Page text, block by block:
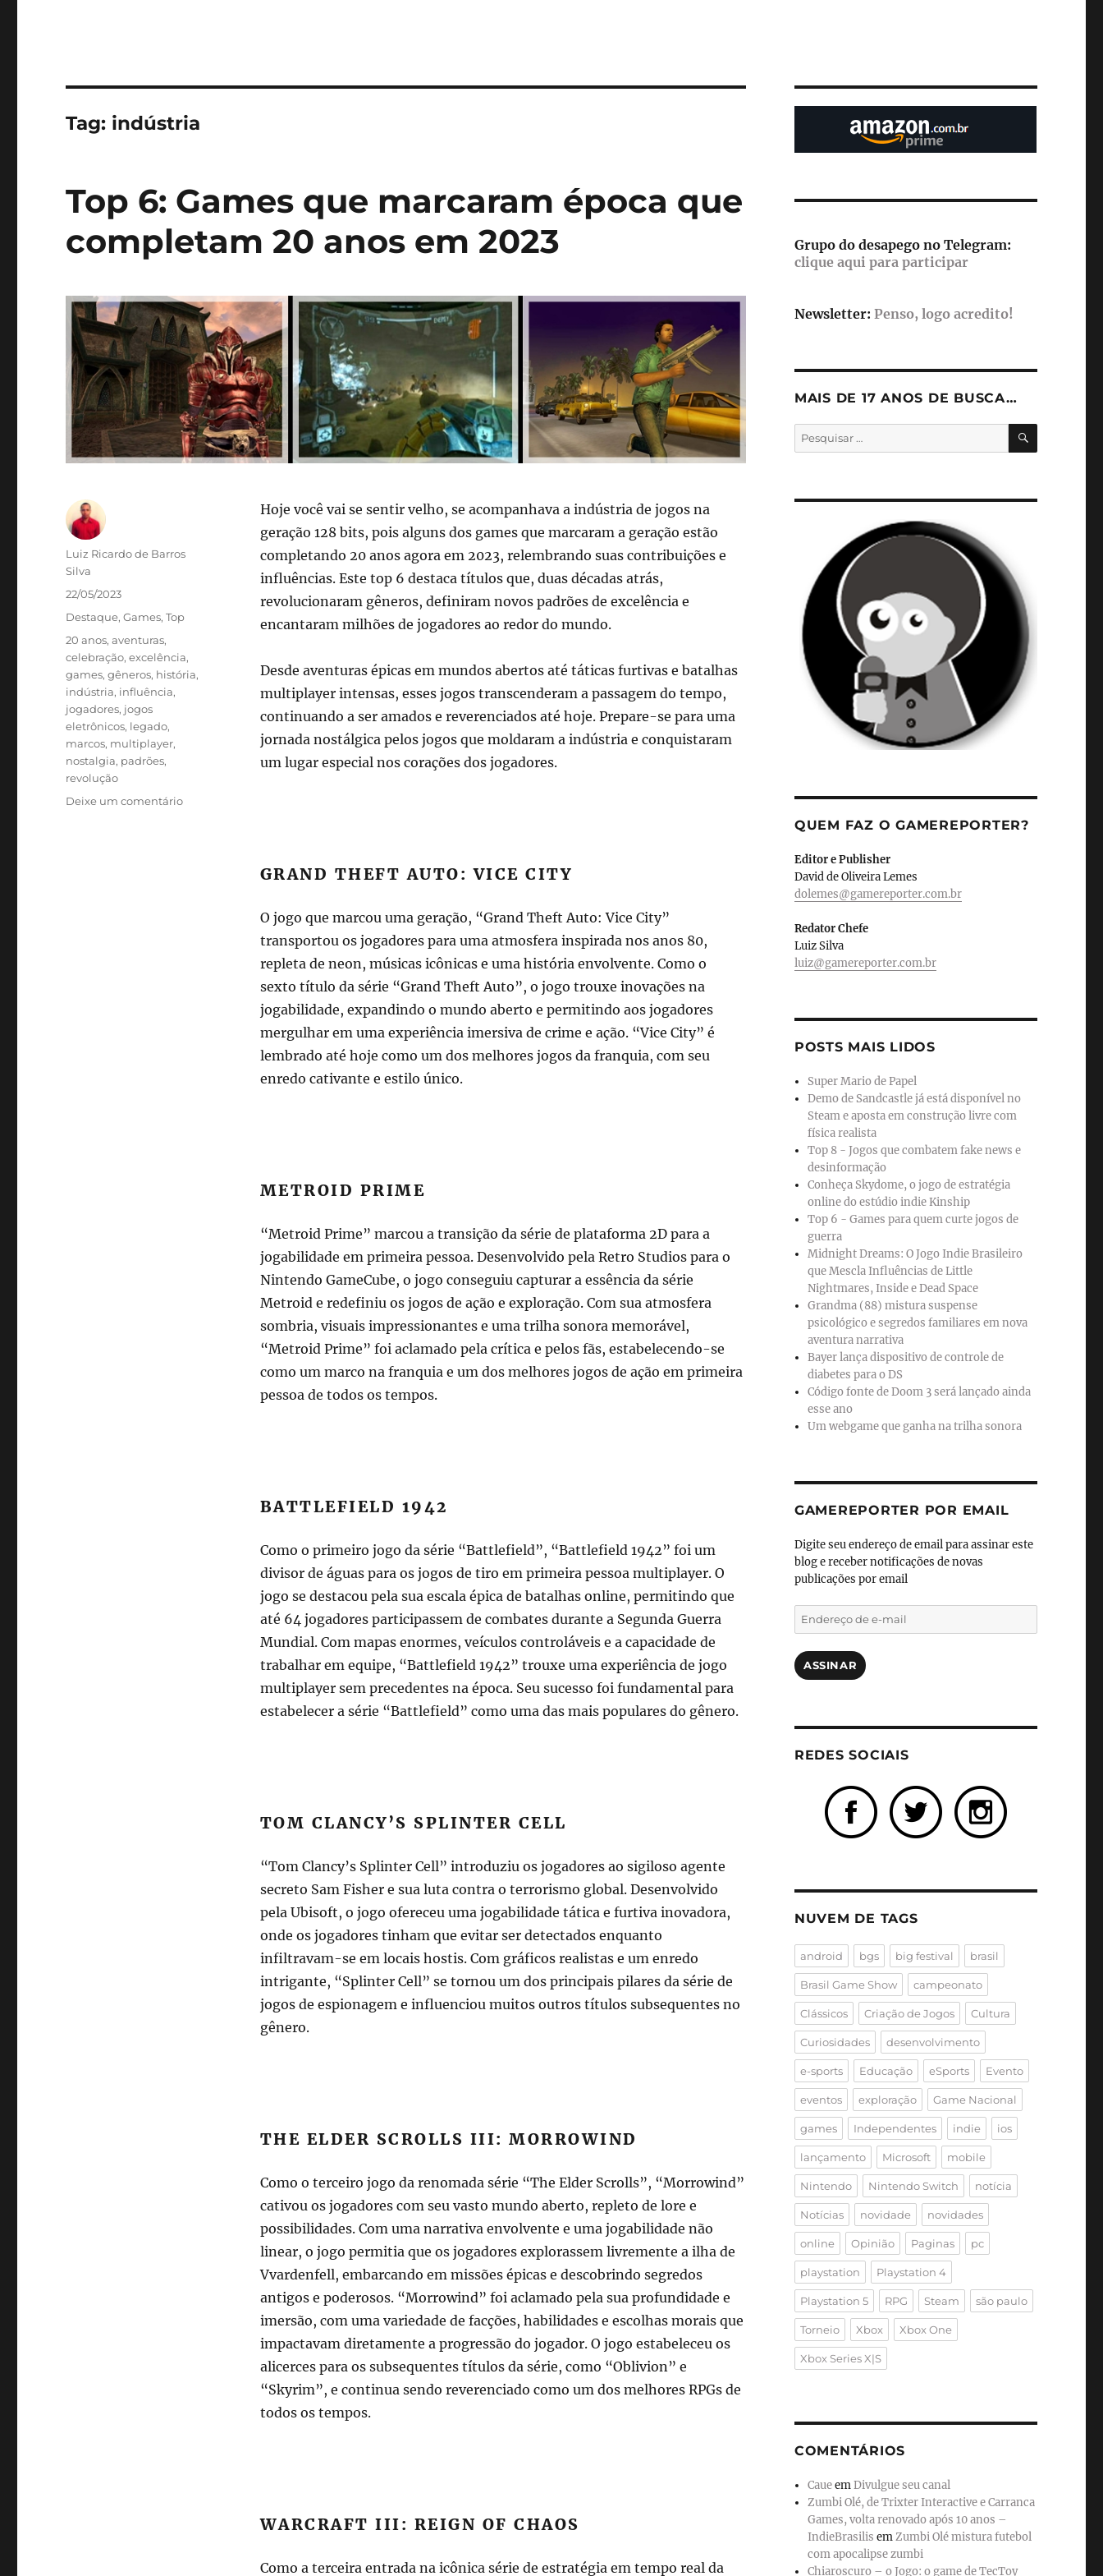
Tag: indústria
Top 6: Games que marcaram época que
completam 20 anos em 2023
Hoje você vai se sentir velho, se acompanhava a indústria de jogos na
geração 128 bits, pois alguns dos games que marcaram a geração estão
completando 20 anos agora em 2023, relembrando suas contribuições e
influências. Este top 6 destaca títulos que, duas décadas atrás,
revolucionaram gêneros, definiram novos padrões de excelência e
encantaram milhões de jogadores ao redor do mundo.
Desde aventuras épicas em mundos abertos até táticas furtivas e batalhas
multiplayer intensas, esses jogos transcenderam a passagem do tempo,
continuando a ser amados e reverenciados até hoje. Prepare-se para uma
jornada nostálgica pelos jogos que moldaram a indústria e conquistaram
um lugar especial nos corações dos jogadores.
GRAND THEFT AUTO: VICE CITY
O jogo que marcou uma geração, “Grand Theft Auto: Vice City”
transportou os jogadores para uma atmosfera inspirada nos anos 80,
repleta de neon, músicas icônicas e uma história envolvente. Como o
sexto título da série “Grand Theft Auto”, o jogo trouxe inovações na
jogabilidade, expandindo o mundo aberto e permitindo aos jogadores
mergulhar em uma experiência imersiva de crime e ação. “Vice City” é
lembrado até hoje como um dos melhores jogos da franquia, com seu
enredo cativante e estilo único.
METROID PRIME
“Metroid Prime” marcou a transição da série de plataforma 2D para a
jogabilidade em primeira pessoa. Desenvolvido pela Retro Studios para o
Nintendo GameCube, o jogo conseguiu capturar a essência da série
Metroid e redefiniu os jogos de ação e exploração. Com sua atmosfera
sombria, visuais impressionantes e uma trilha sonora memorável,
“Metroid Prime” foi aclamado pela crítica e pelos fãs, estabelecendo-se
como um marco na franquia e um dos melhores jogos de ação em primeira
pessoa de todos os tempos.
BATTLEFIELD 1942
Como o primeiro jogo da série “Battlefield”, “Battlefield 1942” foi um
divisor de águas para os jogos de tiro em primeira pessoa multiplayer. O
jogo se destacou pela sua escala épica de batalhas online, permitindo que
até 64 jogadores participassem de combates durante a Segunda Guerra
Mundial. Com mapas enormes, veículos controláveis e a capacidade de
trabalhar em equipe, “Battlefield 1942” trouxe uma experiência de jogo
multiplayer sem precedentes na época. Seu sucesso foi fundamental para
estabelecer a série “Battlefield” como uma das mais populares do gênero.
TOM CLANCY’S SPLINTER CELL
“Tom Clancy’s Splinter Cell” introduziu os jogadores ao sigiloso agente
secreto Sam Fisher e sua luta contra o terrorismo global. Desenvolvido
pela Ubisoft, o jogo ofereceu uma jogabilidade tática e furtiva inovadora,
onde os jogadores tinham que evitar ser detectados enquanto
infiltravam-se em locais hostis. Com gráficos realistas e um enredo
intrigante, “Splinter Cell” se tornou um dos principais pilares da série de
jogos de espionagem e influenciou muitos outros títulos subsequentes no
gênero.
THE ELDER SCROLLS III: MORROWIND
Como o terceiro jogo da renomada série “The Elder Scrolls”, “Morrowind”
cativou os jogadores com seu vasto mundo aberto, repleto de lore e
possibilidades. Com uma narrativa envolvente e uma jogabilidade não
linear, o jogo permitia que os jogadores explorassem livremente a ilha de
Vvardenfell, embarcando em missões épicas e descobrindo segredos
antigos e poderosos. “Morrowind” foi aclamado pela sua profundidade e
imersão, com uma variedade de facções, habilidades e escolhas morais que
impactavam diretamente a progressão do jogador. O jogo estabeleceu os
alicerces para os subsequentes títulos da série, como “Oblivion” e
“Skyrim”, e continua sendo reverenciado como um dos melhores RPGs de
todos os tempos.
WARCRAFT III: REIGN OF CHAOS
Como a terceira entrada na icônica série de estratégia em tempo real da
Autor
Luiz Ricardo de Barros
Silva
Publicado
22/05/2023
Categorias
Destaque,Games,Top
Tags
20 anos,aventuras,
celebração,excelência,
games,gêneros, história,
indústria, influência,
jogadores, jogos
eletrônicos, legado,
marcos, multiplayer,
nostalgia, padrões,
revolução
Deixe um comentárioem
Grupo do desapego no Telegram:
clique aqui para participar
Newsletter: Penso, logo acredito!
MAIS DE 17 ANOS DE BUSCA…
Pesquisar
por:
QUEM FAZ O GAMEREPORTER?
Editor e Publisher
David de Oliveira Lemes
dolemes@gamereporter.com.br
Redator Chefe
Luiz Silva
luiz@gamereporter.com.br
POSTS MAIS LIDOS
Super Mario de Papel
Demo de Sandcastle já está disponível no
Steam e aposta em construção livre com
física realista
Top 8 - Jogos que combatem fake news e
desinformação
Conheça Skydome, o jogo de estratégia
online do estúdio indie Kinship
Top 6 - Games para quem curte jogos de
guerra
Midnight Dreams: O Jogo Indie Brasileiro
que Mescla Influências de Little
Nightmares, Inside e Dead Space
Grandma (88) mistura suspense
psicológico e segredos familiares em nova
aventura narrativa
Bayer lança dispositivo de controle de
diabetes para o DS
Código fonte de Doom 3 será lançado ainda
esse ano
Um webgame que ganha na trilha sonora
GAMEREPORTER POR EMAIL
Digite seu endereço de email para assinar este
blog e receber notificações de novas
publicações por email
Endereço
de
e-
mail
ASSINAR
REDES SOCIAIS
NUVEM DE TAGS
android bgs big festival brasil
Brasil Game Show campeonato
Clássicos Criação de Jogos Cultura
Curiosidades desenvolvimento
e-sports Educação eSports Evento
eventos exploração Game Nacional
games Independentes indie ios
lançamento Microsoft mobile
Nintendo Nintendo Switch notícia
Notícias novidade novidades
online Opinião Paginas pc
playstation Playstation 4
Playstation 5 RPG Steam são paulo
Torneio Xbox Xbox One
Xbox Series X|S
COMENTÁRIOS
CaueemDivulgue seu canal
Zumbi Olé, de Trixter Interactive e Carranca
Games, volta renovado após 10 anos –
IndieBrasilis emZumbi Olé mistura futebol
com apocalipse zumbi
Chiaroscuro – o Jogo: o game de TecToy